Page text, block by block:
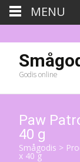
Godis online
Paw
40 g
Smågodis >
x 40 g
MENU